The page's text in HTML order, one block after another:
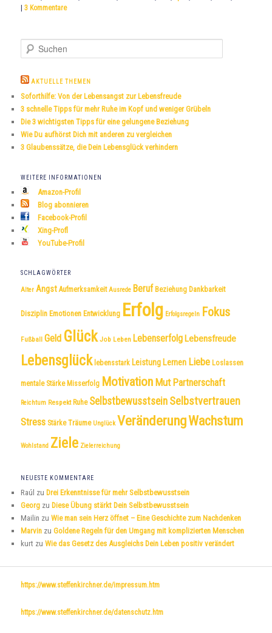
|3 Kommentare
u
h
n
AKTUELLE THEMEN
Soforthilfe: Von der Lebensangst zur Lebensfreude
3 schnelle Tipps für mehr Ruhe im Kopf und weniger Grübeln
Die 3 wichtigsten Tipps für eine gelungene Beziehung
Wie Du aufhörst Dich mit anderen zu vergleichen
3 Glaubenssätze, die Dein Lebensglück verhindern
WEITERE INFORMATIONEN
Amazon-Profil
Blog abonnieren
Facebook-Profil
Xing-Profl
YouTube-Profil
SCHLAGWÖRTER
Alter Angst Aufmerksamkeit Ausrede Beruf Beziehung Dankbarkeit
Disziplin Emotionen Entwicklung Erfolg Erfolgsregeln Fokus
Fußball Geld Glück Job Leben Lebenserfolg Lebensfreude
Lebensglück lebensstark Leistung Lernen Liebe Loslassen
mentale Stärke Misserfolg Motivation Mut Partnerschaft
Reichtum Respekt Ruhe Selbstbewusstsein Selbstvertrauen
Stress Stärke Träume Unglück VeränderungWachstum
Wohlstand Ziele Zielerreichung
NEUESTE KOMMENTARE
Raúl zu Drei Erkenntnisse für mehr Selbstbewusstsein
Georg zu Diese Übung stärkt Dein Selbstbewusstsein
Mailin zuWie man sein Herz öffnet – Eine Geschichte zum Nachdenken
Marvin zuGoldene Regeln für den Umgang mit komplizierten Menschen
kurt zuWie das Gesetz des Ausgleichs Dein Leben positiv verändert
https://www.steffenkirchner.de/impressum.htm
https://www.steffenkirchner.de/datenschutz.htm